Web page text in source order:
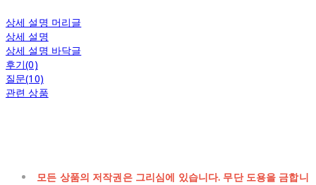
상세 설명 머리글
상세 설명
상세 설명 바닥글
후기(0)
질문(10)
관련 상품
모든 상품의 저작권은 그리심에 있습니다. 무단 도용을 금합니